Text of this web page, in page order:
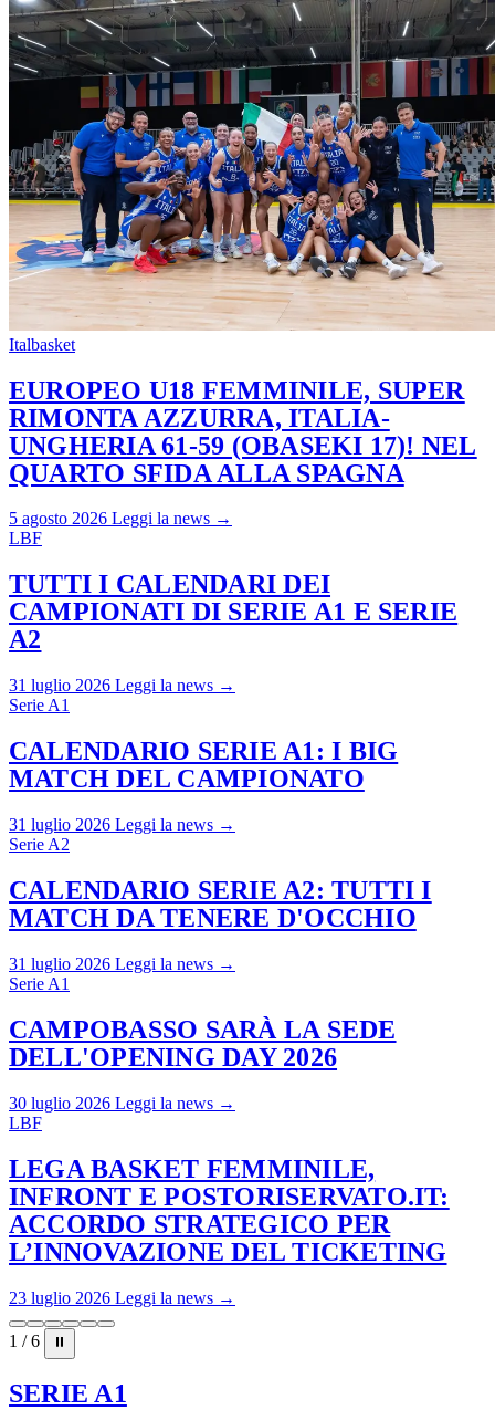
Italbasket
EUROPEO U18 FEMMINILE, SUPER
RIMONTA AZZURRA, ITALIA-
UNGHERIA 61-59 (OBASEKI 17)! NEL
QUARTO SFIDA ALLA SPAGNA
5 agosto 2026 Leggi la news →
LBF
TUTTI I CALENDARI DEI
CAMPIONATI DI SERIE A1 E SERIE
A2
31 luglio 2026 Leggi la news →
Serie A1
CALENDARIO SERIE A1: I BIG
MATCH DEL CAMPIONATO
31 luglio 2026 Leggi la news →
Serie A2
CALENDARIO SERIE A2: TUTTI I
MATCH DA TENERE D'OCCHIO
31 luglio 2026 Leggi la news →
Serie A1
CAMPOBASSO SARÀ LA SEDE
DELL'OPENING DAY 2026
30 luglio 2026 Leggi la news →
LBF
LEGA BASKET FEMMINILE,
INFRONT E POSTORISERVATO.IT:
ACCORDO STRATEGICO PER
L’INNOVAZIONE DEL TICKETING
23 luglio 2026 Leggi la news →
1 / 6 ⏸
SERIE A1